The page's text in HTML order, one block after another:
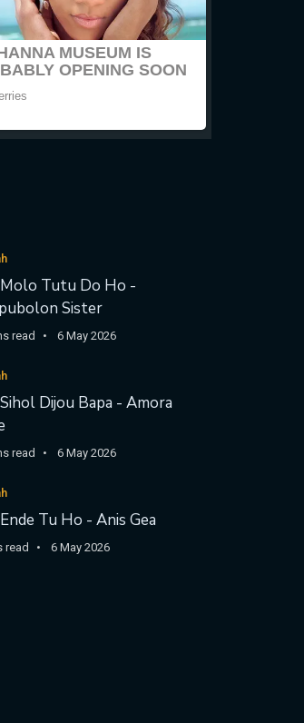
Tutu Do Ho -
Sister
read 6 May 2026
Dijou Bapa - Amora
read 6 May 2026
Tu Ho - Anis Gea
read 6 May 2026